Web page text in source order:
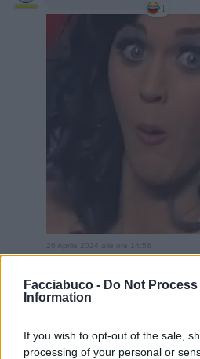
Facciabuco - Do Not Process
Information
If you wish to opt-out of the sale,
processing of your personal or
1
26 Aprile 2024 alle ore 14:58
Aragorn
26 Aprile 2024 alle ore 15:03